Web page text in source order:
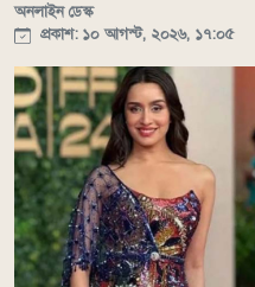
অনলাইন ডেস্ক
প্রকাশ: ১০ আগস্ট, ২০২৬, ১৭:০৫